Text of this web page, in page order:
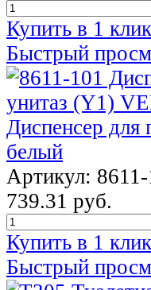
Купить в 1 клик
Быстрый
Диспенсер
белый
Артикул: 8611-
739.31 руб.
Купить в 1 клик
Быстрый